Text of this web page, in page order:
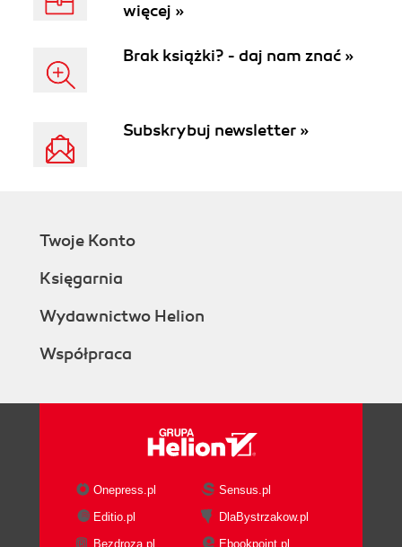
więcej »
Brak książki? - daj nam znać »
Subskrybuj newsletter »
Twoje Konto
Księgarnia
Wydawnictwo Helion
Współpraca
Onepress.pl
Sensus.pl
Editio.pl
DlaBystrzakow.pl
Bezdroza.pl
Ebookpoint.pl